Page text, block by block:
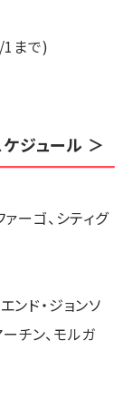
1まで)
ジュール ＞
ーゴ、シティグ
ンド・ジョンソ
ーチン、モルガ